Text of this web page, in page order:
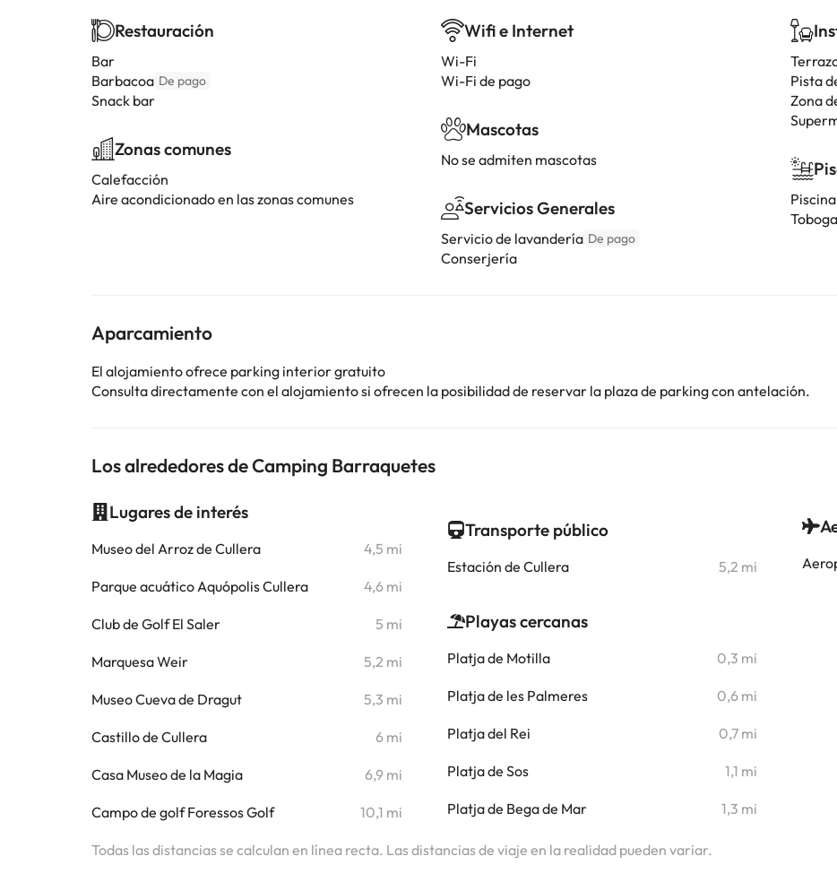
Restauración
Bar
Barbacoa De pago
Snack bar
Zonas comunes
Calefacción
Aire acondicionado en las zonas comunes
Wifi e Internet
Wi-Fi
Wi-Fi de pago
Mascotas
No se admiten mascotas
Servicios Generales
Servicio de lavandería De pago
Conserjería
Pista
Zona
Aparcamiento
El alojamiento ofrece parking interior gratuito
Consulta directamente con el alojamiento si ofrecen la posibilidad de reservar la plaza de parking con antelación.
Los alrededores de Camping Barraquetes
Lugares de interés
Museo del Arroz de Cullera 4,5 mi
Parque acuático Aquópolis Cullera 4,6 mi
Club de Golf El Saler 5 mi
Marquesa Weir 5,2 mi
Museo Cueva de Dragut 5,3 mi
Castillo de Cullera 6 mi
Casa Museo de la Magia 6,9 mi
Campo de golf Foressos Golf 10,1 mi
Transporte público
Estación de Cullera 5,2 mi
Playas cercanas
Platja de Motilla 0,3 mi
Platja de les Palmeres 0,6 mi
Platja del Rei 0,7 mi
Platja de Sos 1,1 mi
Platja de Bega de Mar 1,3 mi
Todas las distancias se calculan en línea recta. Las distancias de viaje en la realidad pueden variar.